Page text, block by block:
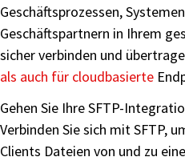
Geschäftsprozessen,
Geschäftspartnern in Ihrem
sicher verbinden und
als auch für cloudbasierte
Gehen Sie Ihre SFTP-
Verbinden Sie sich mit SFTP,
Clients Dateien von und zu